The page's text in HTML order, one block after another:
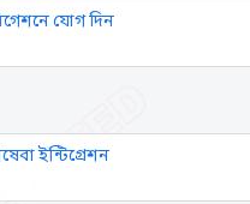
যোগ দিন
ইন্টিগ্রেশন